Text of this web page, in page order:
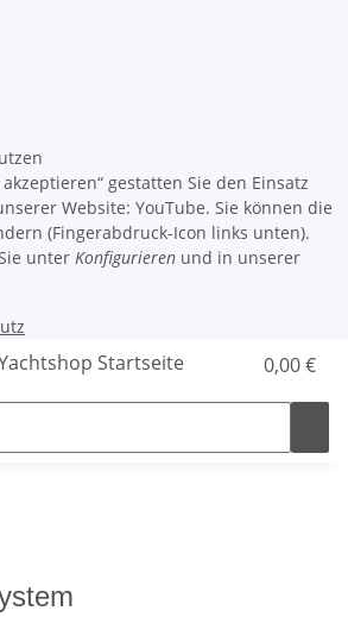
gestatten Sie den Einsatz
Website: YouTube. Sie können die
(Fingerabdruck-Icon links unten).
unter Konfigurieren und in unserer
0,00 €